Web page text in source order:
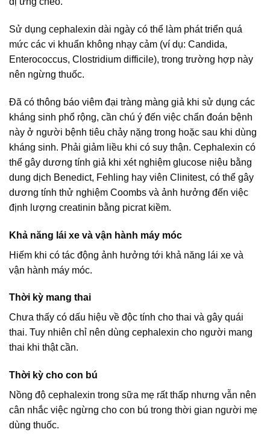
Sử dụng cephalexin dài ngày có thể làm phát triển quá
mức các vi khuẩn không nhạy cảm (ví dụ: Candida,
Enterococcus, Clostridium difficile), trong trường hợp này
nên ngừng thuốc.
Đã có thông báo viêm đại tràng màng giả khi sử dụng các
kháng sinh phổ rộng, cần chú ý đến việc chẩn đoán bệnh
này ở người bệnh tiêu chảy nặng trong hoặc sau khi dùng
kháng sinh. Phải giảm liều khi có suy thận. Cephalexin có
thể gây dương tính giả khi xét nghiệm glucose niệu bằng
dung dịch Benedict, Fehling hay viên Clinitest, có thể gây
dương tính thử nghiệm Coombs và ảnh hưởng đến việc
định lượng creatinin bằng picrat kiềm.
Khả năng lái xe và vận hành máy móc
Hiếm khi có tác động ảnh hưởng tới khả năng lái xe và
vận hành máy móc.
Thời kỳ mang thai
Chưa thấy có dấu hiệu về độc tính cho thai và gây quái
thai. Tuy nhiên chỉ nên dùng cephalexin cho người mang
thai khi thật cần.
Thời kỳ cho con bú
Nồng độ cephalexin trong sữa mẹ rất thấp nhưng vẫn nên
cân nhắc việc ngừng cho con bú trong thời gian người mẹ
dùng thuốc.